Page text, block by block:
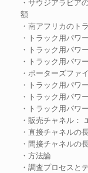
額
・南アフリカのト
・トラック用パワ
・トラック用パワ
・トラック用パワ
・ポーターズファ
・トラック用パワ
・トラック用パワ
・トラック用パワ
・販売チャネル：
・直接チャネルの
・間接チャネルの
・方法論
・調査プロセスと